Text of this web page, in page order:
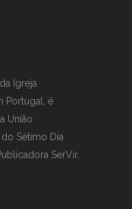
Igreja
Portugal, é
União
Sétimo Dia
SerVir,